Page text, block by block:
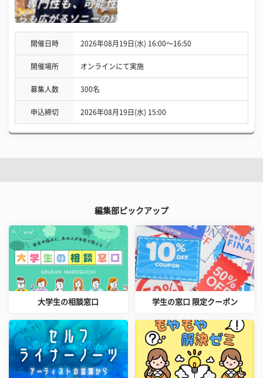
開催日時 2026年08月19日(水) 16:00〜16:50
開催場所 オンラインにて実施
募集人数 300名
申込締切 2026年08月19日(水) 15:00
編集部ピックアップ
大学生の相談窓口 学生の窓口 限定クーポン